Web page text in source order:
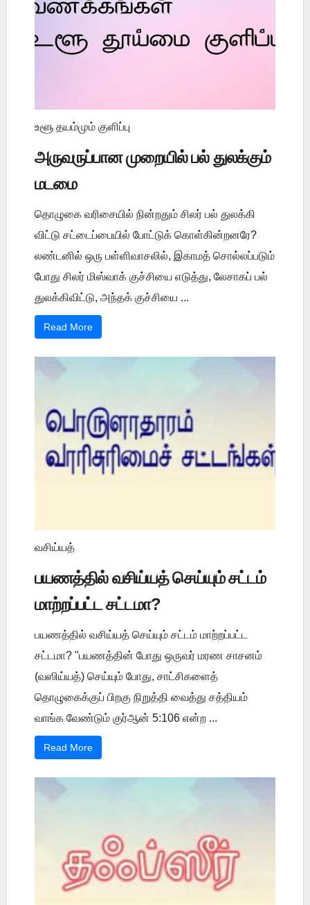
உளூ தயம்மும் குளிப்பு
அருவருப்பான முறையில் பல் துலக்கும்
மடமை
தொழுகை வரிசையில் நின்றதும் சிலர் பல் துலக்கி
விட்டு சட்டைப்பையில் போட்டுக் கொள்கின்றனரே?
லண்டனில் ஒரு பள்ளிவாசலில், இகாமத் சொல்லப்படும்
போது சிலர் மிஸ்வாக் குச்சியை எடுத்து, லேசாகப் பல்
துலக்கிவிட்டு, அந்தக் குச்சியை ...
Read More
வசிய்யத்
பயணத்தில் வசிய்யத் செய்யும் சட்டம்
மாற்றப்பட்ட சட்டமா?
பயணத்தில் வசிய்யத் செய்யும் சட்டம் மாற்றப்பட்ட
சட்டமா? "பயணத்தின் போது ஒருவர் மரண சாசனம்
(வஸிய்யத்) செய்யும் போது, சாட்சிகளைத்
தொழுகைக்குப் பிறகு நிறுத்தி வைத்து சத்தியம்
வாங்க வேண்டும் குர்ஆன் 5:106 என்ற ...
Read More